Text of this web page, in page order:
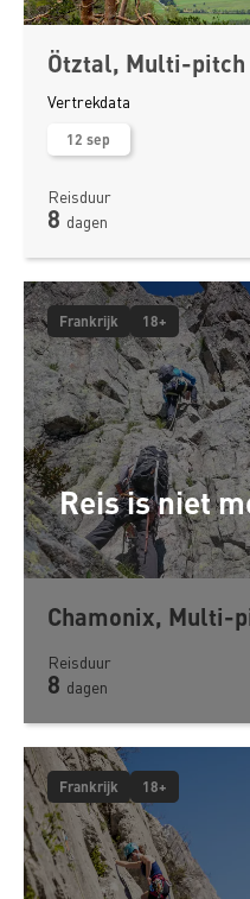
Ötztal, Multi-
Vertrekdata
12 sep
Reisduur
8 dagen
Reis is niet
Frankrijk 18+
Chamonix, Multi-
Reisduur
8 dagen
Frankrijk 18+